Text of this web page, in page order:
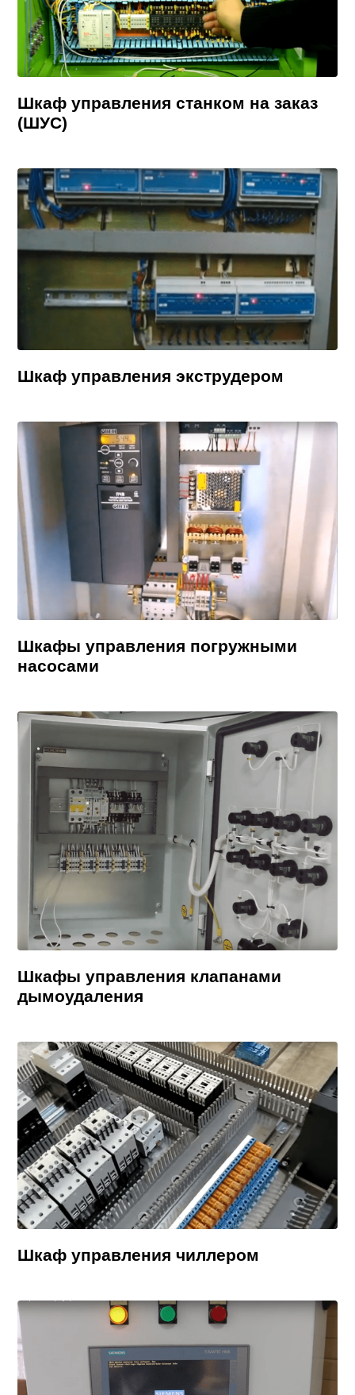
Шкаф управления станком на заказ
(ШУС)
Шкаф управления экструдером
Шкафы управления погружными
насосами
Шкафы управления клапанами
дымоудаления
Шкаф управления чиллером